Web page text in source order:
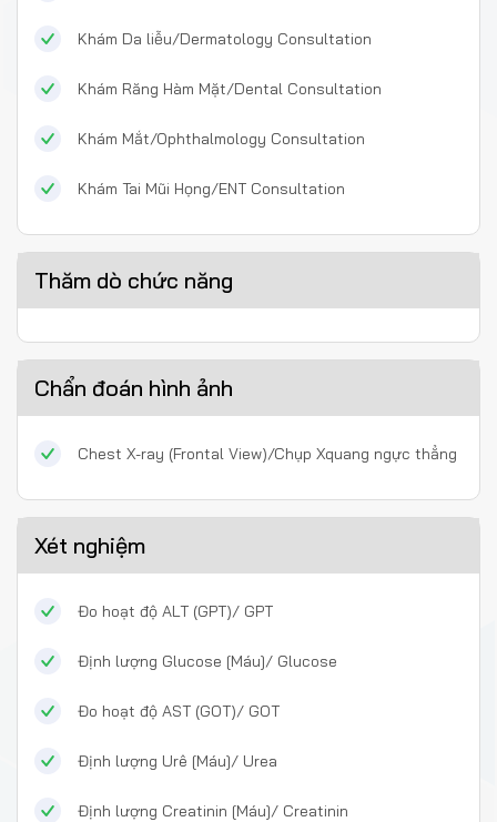
Khám Da liễu/Dermatology Consultation
Khám Răng Hàm Mặt/Dental Consultation
Khám Mắt/Ophthalmology Consultation
Khám Tai Mũi Họng/ENT Consultation
Thăm dò chức năng
Chẩn đoán hình ảnh
Chest X-ray (Frontal View)/Chụp Xquang ngực thẳng
Xét nghiệm
Đo hoạt độ ALT (GPT)/ GPT
Định lượng Glucose [Máu]/ Glucose
Đo hoạt độ AST (GOT)/ GOT
Định lượng Urê [Máu]/ Urea
Định lượng Creatinin [Máu]/ Creatinin